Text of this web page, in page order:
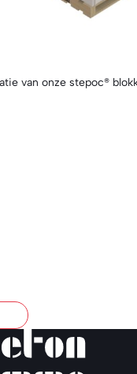
van onze stepoc®